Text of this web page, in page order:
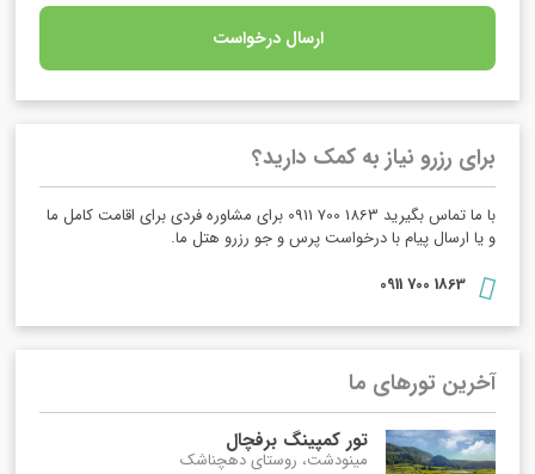
ارسال درخواست
برای رزرو نیاز به کمک دارید؟
با ما تماس بگیرید 1863 700 0911 برای مشاوره فردی برای اقامت کامل ما
و یا ارسال پیام با درخواست پرس و جو رزرو هتل ما.
1863 700 0911
آخرین تورهای ما
تور کمپینگ برفچال
مینودشت، روستای دهچناشک